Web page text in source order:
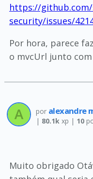
https://
security/issues/
Por hora, parece
o mvcUrl junto
por alexandre
| 80.1kxp | 10
Muito obrigado